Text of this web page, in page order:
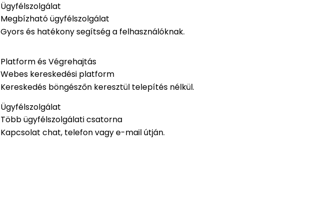
Ügyfélszolgálat
Megbízható ügyfélszolgálat
Gyors és hatékony segítség a felhasználóknak.
Platform és Végrehajtás
Webes kereskedési platform
Kereskedés böngészőn keresztül telepítés nélkül.
Ügyfélszolgálat
Több ügyfélszolgálati csatorna
Kapcsolat chat, telefon vagy e-mail útján.